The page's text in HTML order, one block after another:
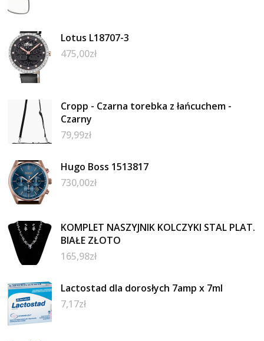
Lotus L18707-3
475,00zł
Cropp - Czarna torebka z łańcuchem -
Czarny
79,99zł
Hugo Boss 1513817
730,00zł
KOMPLET NASZYJNIK KOLCZYKI STAL PLAT.
BIAŁE ZŁOTO
165,98zł
Lactostad dla dorosłych 7amp x 7ml
7,17zł